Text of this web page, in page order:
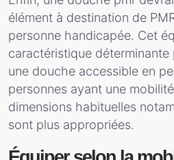
élément à destination de
personne handicapée. Cet
caractéristique déterminante
une douche accessible en
personnes ayant une
dimensions habituelles
sont plus appropriées.